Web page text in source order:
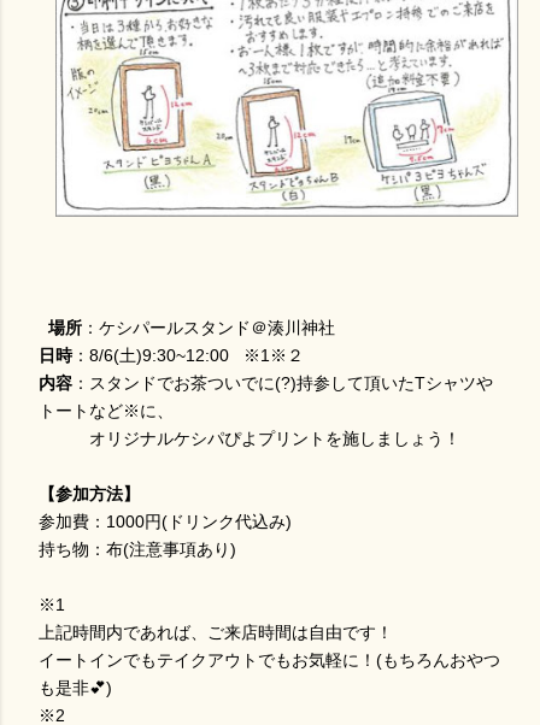
場所 ：ケシパールスタンド＠湊川神社
日時：8/6(土)9:30~12:00 ※1※２
内容 ：スタンドでお茶ついでに(?)持参して頂いたTシャツや
トートなど※に、
オリジナルケシパぴよプリントを施しましょう！
【参加方法】
参加費：1000円(ドリンク代込み)
持ち物：布(注意事項あり)
※1
上記時間内であれば、ご来店時間は自由です！
イートインでもテイクアウトでもお気軽に！(もちろんおやつ
も是非💕)
※2